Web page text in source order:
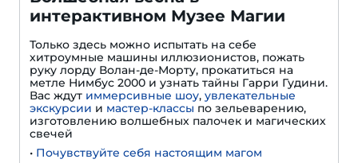
интерактивном Музее Магии
Только здесь можно испытать на себе
хитроумные машины иллюзионистов, пожать
руку лорду Волан-де-Морту, прокатиться на
метле Нимбус 2000 и узнать тайны Гарри Гудини.
Вас ждут иммерсивные шоу, увлекательные
экскурсии и мастер-классы по зельеварению,
изготовлению волшебных палочек и магических
свечей
• Почувствуйте себя настоящим магом